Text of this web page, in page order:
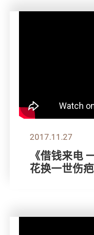
2017.11.27
《借钱来电
花换一世伤疤